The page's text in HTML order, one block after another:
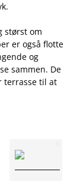
størst om
er også flotte
og
sammen. De
terrasse til at